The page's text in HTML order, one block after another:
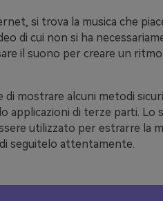
si trova la musica che
di cui non si ha
il suono per creare un
mostrare alcuni metodi
applicazioni di terze parti.
utilizzato per estrarre la
seguitelo attentamente.